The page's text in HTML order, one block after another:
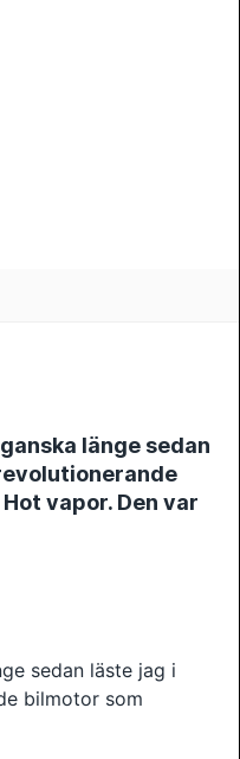
länge sedan
vapor. Den var
sedan läste jag i
bilmotor som